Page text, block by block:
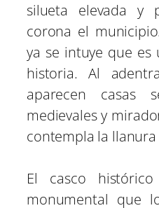
silueta elevada y
corona el
ya se intuye que
historia. Al
aparecen casas
medievales y
contempla la llanura
El casco
monumental que